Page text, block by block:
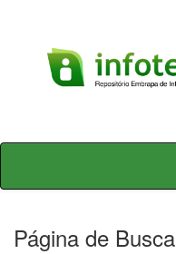
Skip
Página de Busca